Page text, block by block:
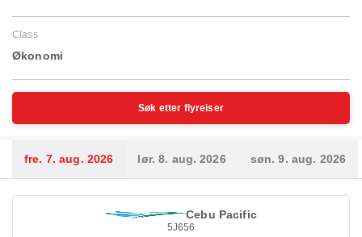
Class
Økonomi
Søk etter flyreiser
fre. 7. aug. 2026 lør. 8. aug. 2026 søn. 9. aug. 2026
Cebu Pacific
5J656